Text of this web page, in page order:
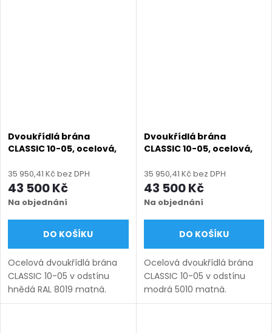
Dvoukřídlá brána
CLASSIC 10-05, ocelová,
(šířka 1200–6000 mm,
výška 1000–1750 mm),
hnědá RAL 8019 matná
35 950,41 Kč bez DPH
43 500 Kč
Na objednání
DO KOŠÍKU
Ocelová dvoukřídlá brána
CLASSIC 10-05 v odstínu
hnědá RAL 8019 matná.
Bezúdržbová ocel (žárový
Dvoukřídlá brána
CLASSIC 10-05, ocelová,
(šířka 1200–6000 mm,
výška 1000–1750 mm),
modrá 5010 matná
35 950,41 Kč bez DPH
43 500 Kč
Na objednání
DO KOŠÍKU
Ocelová dvoukřídlá brána
CLASSIC 10-05 v odstínu
modrá 5010 matná.
Bezúdržbová ocel (žárový